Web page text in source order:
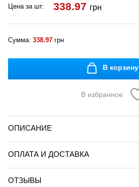
Цена за шт: 338.97 грн
Сумма: 338.97 грн
В корзину
В избранное
ОПИСАНИЕ
ОПЛАТА И ДОСТАВКА
ОТЗЫВЫ